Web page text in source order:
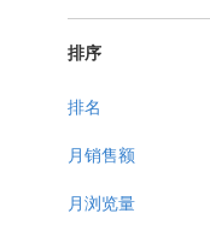
排序
排名
月销售额
月浏览量